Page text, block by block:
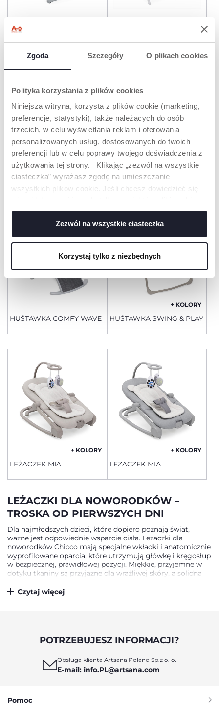
Zgoda Szczegóły O plikach cookies
Polityka korzystania z plików cookies
Niniejsza witryna, korzysta z plików cookie (marketing,
preferencje, statystyki), także należących do osób
trzecich, w celu wyświetlania reklam i oferowania
personalizowanych usług, dostosowanych do twoich
preferencji lub w celu poprawy twojego doświadczenia z
użytkowania tej strony. Klikając „zezwól na wszystkie
ciasteczka” wyrażasz zgodę na umieszczanie
wszystkich plików cookie. Jeśli chcesz dowiedzieć się
więcej lub wyrazić zgodę tylko na niektóre pliki cookie,
kliknij „Ustawienia”. Zamykając ten baner, wyrażasz
zgodę na używanie wyłącznie technicznych plików
cookie, które są niezbędne dla żądanej usługi.
Zezwól na wszystkie ciasteczka
Korzystaj tylko z niezbędnych
HUŚTAWKA POLLY SWING
+ KOLORY
LEŻACZEK MAGIA LEŻACZEK ZEN WAVE
HUŚTAWKA COMFY WAVE
+ KOLORY
HUŚTAWKA SWING & PLAY
+ KOLORY
LEŻACZEK MIA
+ KOLORY
LEŻACZEK MIA
LEŻACZKI DLA NOWORODKÓW –
TROSKA OD PIERWSZYCH DNI
Dla najmłodszych dzieci, które dopiero poznają świat,
ważne jest odpowiednie wsparcie ciała. Leżaczki dla
noworodków Chicco mają specjalne wkładki i anatomicznie
wyprofilowane oparcia, które utrzymują główkę i kręgosłup
w bezpiecznej, prawidłowej pozycji. Miękkie, przyjemne w
dotyku tkaniny są przyjazne dla wrażliwej skóry, a solidna
energicznych ruchach malucha. W modelach Chicco
LEŻACZKI DLA NIEMOWLĄT –
CODZIENNY KOMFORT I ROZWÓJ
Kiedy dziecko rośnie i zaczyna aktywnie obserwować świat,
ciekawość i koordynację ruchową dziecka. Ruchome pałąki
Czytaj więcej
POTRZEBUJESZ INFORMACJI?
Obsługa klienta Artsana Poland Sp.z o. o.
E-mail: info.PL@artsana.com
Pomoc